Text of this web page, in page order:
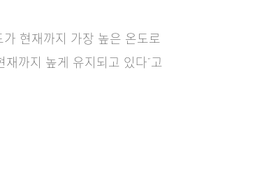
현재까지 가장 높은 온도로
까지 높게 유지되고 있다”고